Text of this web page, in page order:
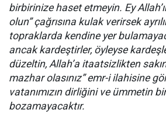
birbirinize haset etmeyin. Ey
olun” çağrısına kulak verirsek
topraklarda kendine yer
ancak kardeştirler, öyleyse
düzeltin, Allah’a itaatsizlikten
mazhar olasınız” emr-i ilahisine
vatanımızın dirliğini ve ümmetin
bozamayacaktır.